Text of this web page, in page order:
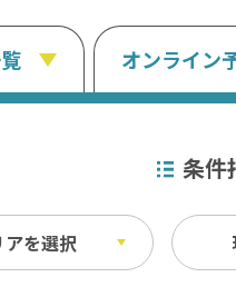
オンライン
条件
アを選択